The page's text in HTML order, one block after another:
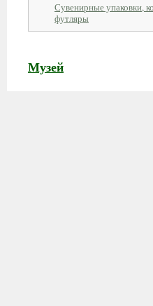
Сувенирные упаковки,
футляры
Музей